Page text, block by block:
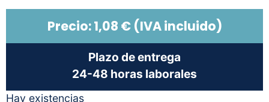
Precio:1,08 €(IVA incluido)
Plazo de entrega
24-48 horas laborales
Hay existencias